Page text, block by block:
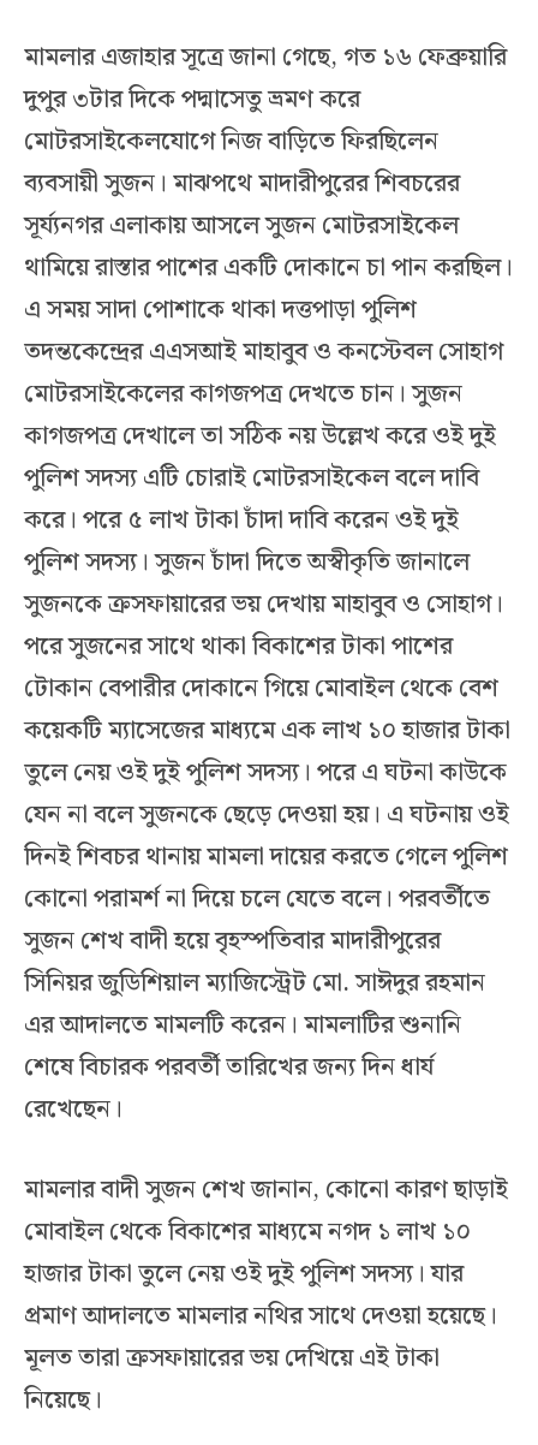
মামলার এজাহার সূত্রে জানা গেছে, গত ১৬ ফেব্রুয়ারি
দুপুর ৩টার দিকে পদ্মাসেতু ভ্রমণ করে
মোটরসাইকেলযোগে নিজ বাড়িতে ফিরছিলেন
ব্যবসায়ী সুজন। মাঝপথে মাদারীপুরের শিবচরের
সূর্য্যনগর এলাকায় আসলে সুজন মোটরসাইকেল
থামিয়ে রাস্তার পাশের একটি দোকানে চা পান করছিল।
এ সময় সাদা পোশাকে থাকা দত্তপাড়া পুলিশ
তদন্তকেন্দ্রের এএসআই মাহাবুব ও কনস্টেবল সোহাগ
মোটরসাইকেলের কাগজপত্র দেখতে চান। সুজন
কাগজপত্র দেখালে তা সঠিক নয় উল্লেখ করে ওই দুই
পুলিশ সদস্য এটি চোরাই মোটরসাইকেল বলে দাবি
করে। পরে ৫ লাখ টাকা চাঁদা দাবি করেন ওই দুই
পুলিশ সদস্য। সুজন চাঁদা দিতে অস্বীকৃতি জানালে
সুজনকে ক্রসফায়ারের ভয় দেখায় মাহাবুব ও সোহাগ।
পরে সুজনের সাথে থাকা বিকাশের টাকা পাশের
টোকান বেপারীর দোকানে গিয়ে মোবাইল থেকে বেশ
কয়েকটি ম্যাসেজের মাধ্যমে এক লাখ ১০ হাজার টাকা
তুলে নেয় ওই দুই পুলিশ সদস্য। পরে এ ঘটনা কাউকে
যেন না বলে সুজনকে ছেড়ে দেওয়া হয়। এ ঘটনায় ওই
দিনই শিবচর থানায় মামলা দায়ের করতে গেলে পুলিশ
কোনো পরামর্শ না দিয়ে চলে যেতে বলে। পরবর্তীতে
সুজন শেখ বাদী হয়ে বৃহস্পতিবার মাদারীপুরের
সিনিয়র জুডিশিয়াল ম্যাজিস্ট্রেট মো. সাঈদুর রহমান
এর আদালতে মামলটি করেন। মামলাটির শুনানি
শেষে বিচারক পরবর্তী তারিখের জন্য দিন ধার্য
রেখেছেন।
মামলার বাদী সুজন শেখ জানান, কোনো কারণ ছাড়াই
মোবাইল থেকে বিকাশের মাধ্যমে নগদ ১ লাখ ১০
হাজার টাকা তুলে নেয় ওই দুই পুলিশ সদস্য। যার
প্রমাণ আদালতে মামলার নথির সাথে দেওয়া হয়েছে।
মূলত তারা ক্রসফায়ারের ভয় দেখিয়ে এই টাকা
নিয়েছে।